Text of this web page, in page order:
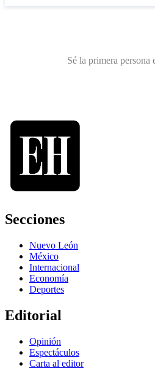
Secciones
Nuevo León
México
Internacional
Economía
Deportes
Editorial
Opinión
Espectáculos
Carta al editor